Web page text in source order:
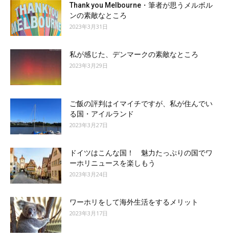
Thank you Melbourne・筆者が思うメルボル
ンの素敵なところ
2023年3月31日
私が感じた、デンマークの素敵なところ
2023年3月29日
ご飯の評判はイマイチですが、私が住んでい
る国・アイルランド
2023年3月27日
ドイツはこんな国！ 魅力たっぷりの国でワ
ーホリニュースを楽しもう
2023年3月24日
ワーホリをして海外生活をするメリット
2023年3月17日